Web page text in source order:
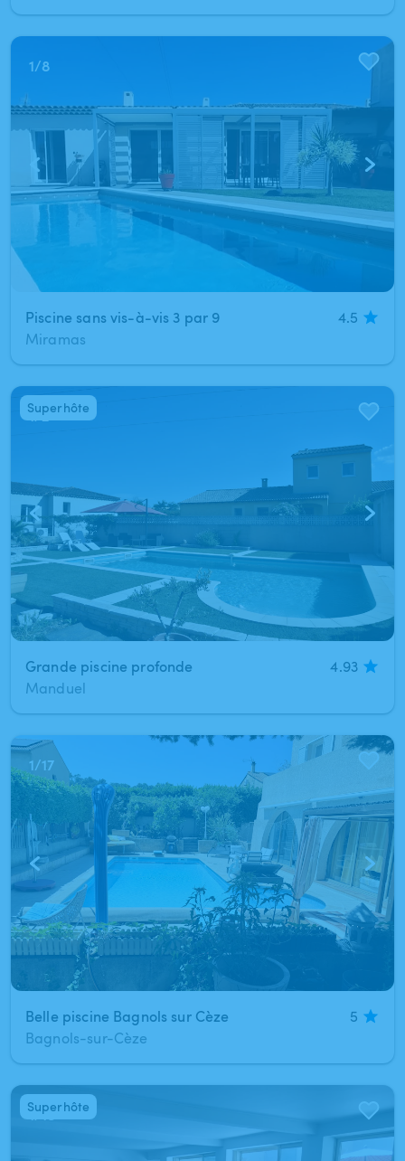
1/8
Piscine sans vis-à-vis 3 par 9
4.5
Miramas
1/2
Grande piscine profonde
4.93
Manduel
Superhôte
1/17
Belle piscine Bagnols sur Cèze
5
Bagnols-sur-Cèze
1/18
Superhôte